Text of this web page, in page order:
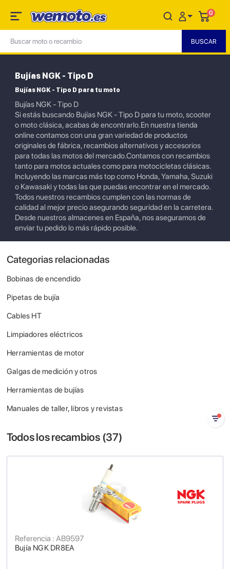
0
Bujías NGK - Tipo D
Bujías NGK - Tipo D para tu moto
Bujías NGK - Tipo D
Si estás buscando Bujías NGK - Tipo D para tu moto, scooter
o moto clásica, acabas de encontrarlo.En nuestra tienda
online contamos con una gran variedad de productos
originales de fábrica, recambios alternativos y accesorios
para todas las motos del mercado.Contamos con recambios
tanto para motos actuales como para motocicletas clásicas.
Incluyendo las marcas más top como Honda, Yamaha, Suzuki
o Kawasaki y todas las que puedas encontrar en el mercado.
Todos nuestros recambios cumplen con las normas de
calidad al mejor precio asegurando seguridad en la carretera.
Desde nuestros almacenes en España, nos aseguramos de
enviar tu pedido lo más rápido posible.
Categorias relacionadas
Bobinas de encendido
Pipetas de bujía
Cables HT
Limpiadores eléctricos
Herramientas de motor
Galgas de medición y otros
Herramientas de bujías
Manuales de taller, libros y revistas
Todos los recambios (37)
Bujía NGK DR8EA
Referencia : AB9597